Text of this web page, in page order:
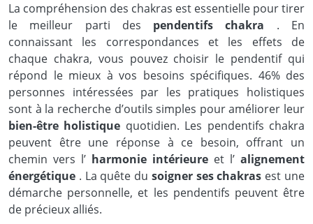
La compréhension des chakras est essentielle pour tirer
le meilleur parti des pendentifs chakra . En
connaissant les correspondances et les effets de
chaque chakra, vous pouvez choisir le pendentif qui
répond le mieux à vos besoins spécifiques. 46% des
personnes intéressées par les pratiques holistiques
sont à la recherche d’outils simples pour améliorer leur
bien-être holistique quotidien. Les pendentifs chakra
peuvent être une réponse à ce besoin, offrant un
chemin vers l’ harmonie intérieure et l’ alignement
énergétique . La quête du soigner ses chakras est une
démarche personnelle, et les pendentifs peuvent être
de précieux alliés.